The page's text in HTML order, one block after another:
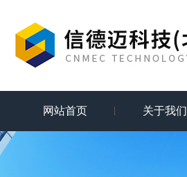
网站首页 关于我们